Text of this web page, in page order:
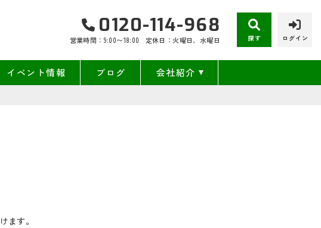
0120-114-968
営業時間：9:00〜18:00 定休日：火曜日、水曜日 探す ログイン
イベント情報 ブログ 会社紹介
ます。